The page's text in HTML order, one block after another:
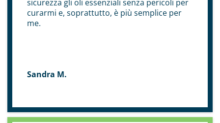
sicurezza gli oli essenziali senza pericoli per
curarmi e, soprattutto, è più semplice per
me.
Sandra M.